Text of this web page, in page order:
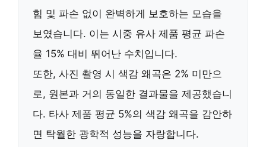
힘 및 파손 없이 완벽하게 보호하는 모습을
보였습니다. 이는 시중 유사 제품 평균 파손
율 15% 대비 뛰어난 수치입니다.
또한, 사진 촬영 시 색감 왜곡은 2% 미만으
로, 원본과 거의 동일한 결과물을 제공했습니
다. 타사 제품 평균 5%의 색감 왜곡을 감안하
면 탁월한 광학적 성능을 자랑합니다.